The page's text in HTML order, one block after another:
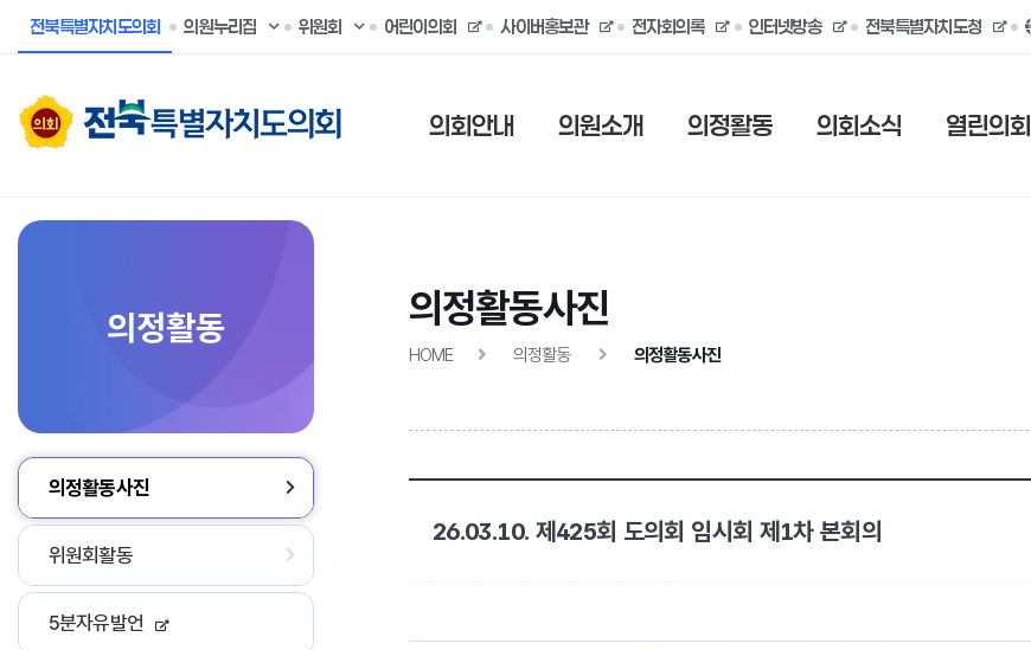
전북특별자치도의회 의원누리집 위원회 어린이의회 사이버홍보관 전자회의록 인터넷방송 전북특별자치도청
의회안내 의원소개 의정활동 의회소식 열린의회
의정활동
의정활동사진
위원회활동
5분자유발언
의정활동사진
HOME 의정활동 의정활동사진
26.03.10. 제425회 도의회 임시회 제1차 본회의